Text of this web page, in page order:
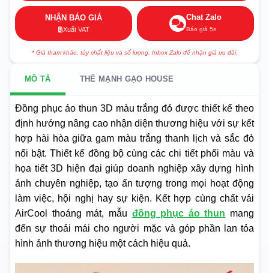
NHẬN BÁO GIÁ
Xuất VAT
Chat Zalo
Báo giá 5s
* Giá tham khảo, tùy chất liệu và số lượng. Inbox Zalo để nhận giá ưu đãi.
MÔ TẢ THẾ MẠNH GẠO HOUSE
Đồng phục áo thun 3D màu trắng đỏ được thiết kế theo
định hướng nâng cao nhận diện thương hiệu với sự kết
hợp hài hòa giữa gam màu trắng thanh lịch và sắc đỏ
nổi bật. Thiết kế đồng bộ cùng các chi tiết phối màu và
họa tiết 3D hiện đại giúp doanh nghiệp xây dựng hình
ảnh chuyên nghiệp, tạo ấn tượng trong mọi hoạt động
làm việc, hội nghị hay sự kiện. Kết hợp cùng chất vải
AirCool thoáng mát, mẫu đồng phục áo thun mang
đến sự thoải mái cho người mặc và góp phần lan tỏa
hình ảnh thương hiệu một cách hiệu quả.